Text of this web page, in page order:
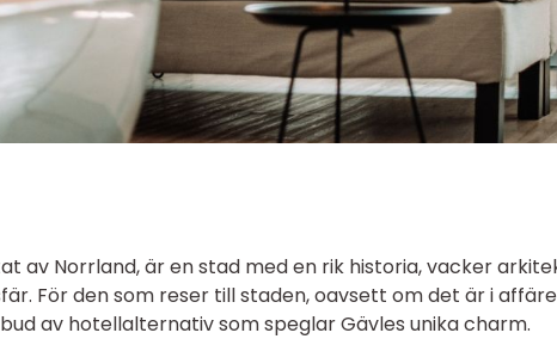
av Norrland, är en stad med en rik historia, vacker
För den som reser till staden, oavsett om det är i
av hotellalternativ som speglar Gävles unika charm.